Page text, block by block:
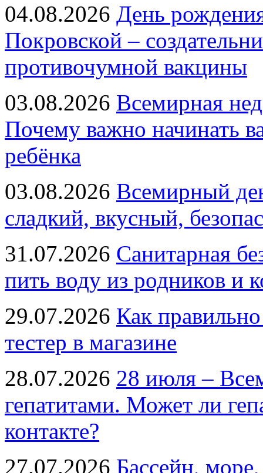
04.08.2026 День
Покровской –
противочумной вакцины
03.08.2026 Всемирная
Почему важно начинать
ребёнка
03.08.2026 Всемирный
сладкий, вкусный,
31.07.2026 Санитарная
пить воду из родников и
29.07.2026 Как
тестер в магазине
28.07.2026 28 июля –
гепатитами. Может ли
контакте?
27.07.2026 Бассейн,